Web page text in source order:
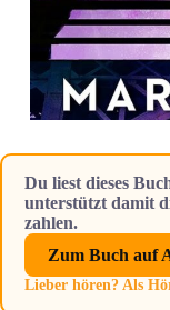
Du liest dieses
unterstützt damit
zahlen.
Zum Buch auf
Lieber hören? Als